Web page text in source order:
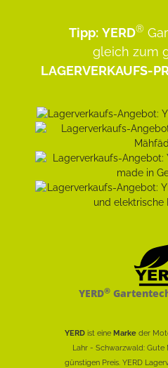
Tipp: YERD®
gleich zum
LAGERVERKAUFS-
YERD®
YERD ist eine Marke der
Lahr - Schwarzwald:
günstigen Preis. YERD